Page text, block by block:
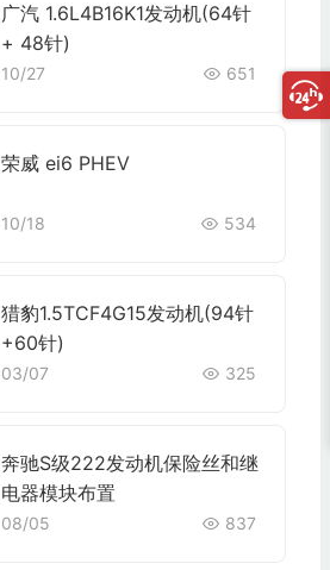
广汽 1.6L4B16K1发动机(64针
+ 48针)
10/27 651
荣威 ei6 PHEV
10/18 534
猎豹1.5TCF4G15发动机(94针
+60针)
03/07 325
奔驰S级222发动机保险丝和继
电器模块布置
08/05 837